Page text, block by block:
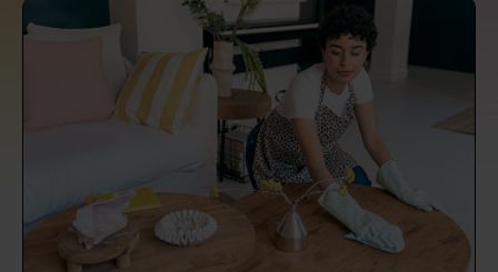
Überall in Österreich
Die Regionen
Unsere Artikel haushaltshilfe
Endreinigung Ferienwohnung: Was du
Kosten Haushaltshilfe 2026 in Österreich:
Was ist ein fairer Preis?
Putzhilfe finden: Die besten Alternativen
zu Helpling & Co.
Was macht eine Haushaltshilfe? Alles
über die Aufgaben einer Haushaltshilfe